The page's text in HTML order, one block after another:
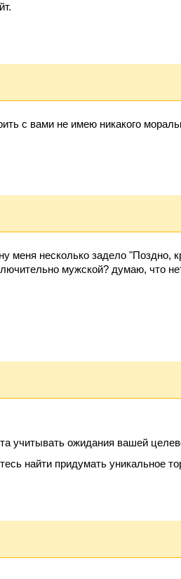
с вами не имею никакого
меня несколько задело "Поздно,
мужской? думаю, что
учитывать ожидания вашей
найти придумать уникальное